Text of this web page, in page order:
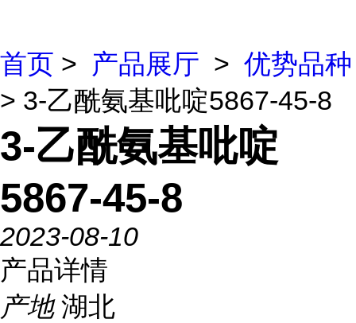
首页 > 产品展厅 > 优势品种
> 3-乙酰氨基吡啶5867-45-8
3-乙酰氨基吡啶
5867-45-8
2023-08-10
产品详情
产地 湖北